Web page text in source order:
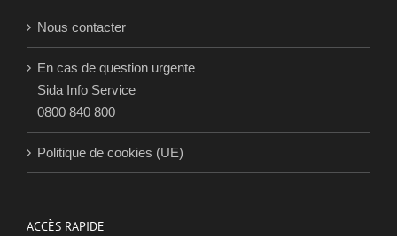
Nous contacter
En cas de question urgente
Sida Info Service
0800 840 800
Politique de cookies (UE)
ACCÈS RAPIDE